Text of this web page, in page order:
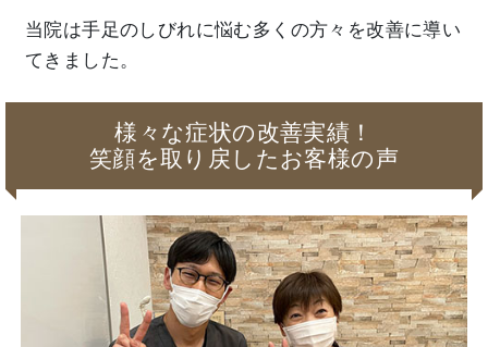
当院は手足のしびれに悩む多くの方々を改善に導い
てきました。
様々な症状の改善実績！
笑顔を取り戻したお客様の声